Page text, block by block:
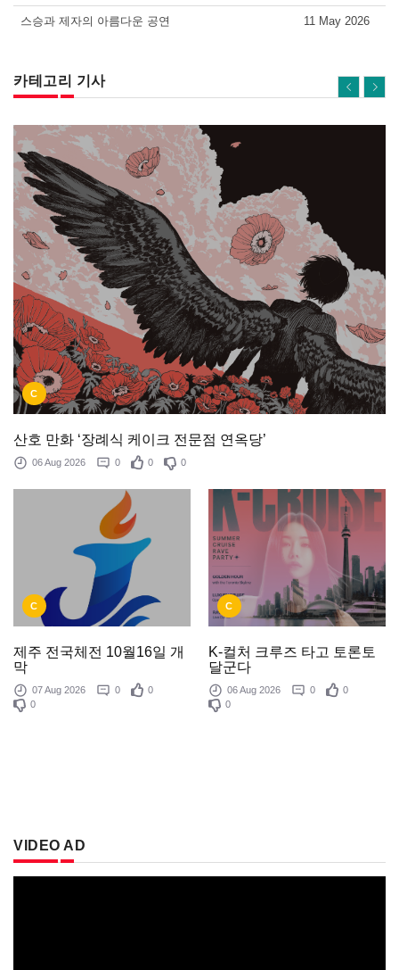
스승과 제자의 아름다운 공연 11 May 2026
카테고리 기사
C
산호 만화 ‘장례식 케이크 전문점 연옥당’
06 Aug 2026 0 0 0
C
제주 전국체전 10월16일 개
막
07 Aug 2026 0
0
0
C
K-컬처 크루즈 타고 토론토
달군다
06 Aug 2026 0
0
0
VIDEO AD